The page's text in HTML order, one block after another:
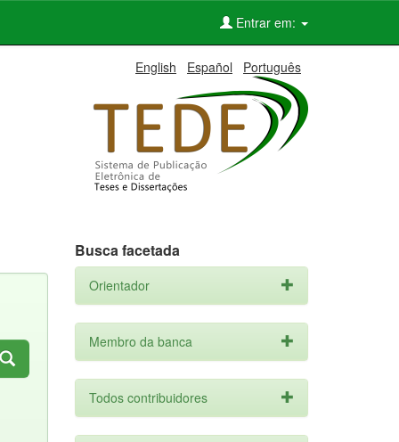
Entrar em:
English Español Português
Busca facetada
Orientador
Membro da banca
Todos contribuidores